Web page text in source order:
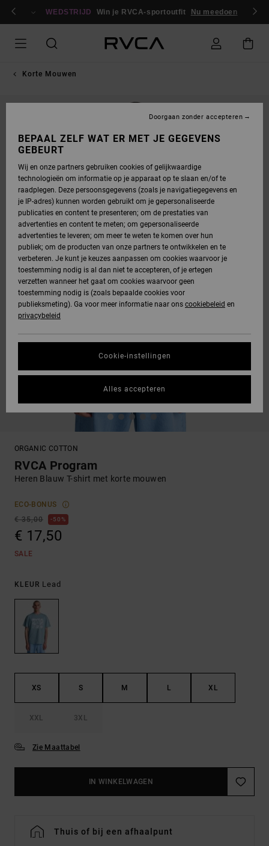
NAAR/ registrerenWEDSTRIJD Win je RVCA-sportoutfit Nu meedoen
Korte Mouwen
ORGANIC COTTON
RVCA Program
Heren Blauw T-shirt met korte mouwen
ECO-BONUS
€ 35,00
50%
€ 17,50
SALE
KLEUR Lead
XS S M L XL
XXL 3XL
Zie Maattabel
IN WINKELWAGEN
Thuis of bij een afhaalpunt
BEPAAL ZELF WAT ER MET JE GEGEVENS
GEBEURT
Wij en onze partners gebruiken cookies of gelijkwaardige
technologieën om informatie op je apparaat op te slaan en/of te
raadplegen. Deze persoonsgegevens (zoals je navigatiegegevens en
je IP-adres) kunnen worden gebruikt om je gepersonaliseerde
publicaties en content te presenteren; om de prestaties van
advertenties en content te meten; om gepersonaliseerde
advertenties te leveren; om meer te weten te komen over hun
publiek; om de producten van onze partners te ontwikkelen en te
verbeteren. Je kunt je keuzes aanpassen om cookies waarvoor je
toestemming nodig is al dan niet te accepteren, of je ertegen
verzetten wanneer het gaat om cookies waarvoor geen
toestemming nodig is (zoals bepaalde cookies voor
publieksmeting). Ga voor meer informatie naar ons cookiebeleid en
privacybeleid
Cookie-instellingen
Doorgaan zonder accepteren
Alles accepteren